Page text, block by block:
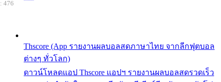
Thscore (App รายงานผลบอลสดภาษาไทย จากลีกฟุตบอล
ต่างๆ ทั่วโลก)
ดาวน์โหลดแอป Thscore แอปฯ รายงานผลบอลสดรวดเร็ว
476